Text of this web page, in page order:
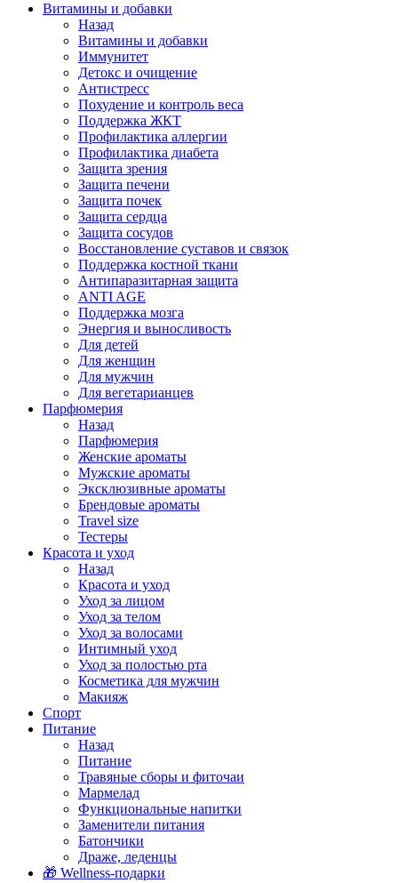
Витамины и добавки
Назад
Витамины и добавки
Иммунитет
Детокс и очищение
Антистресс
Похудение и контроль веса
Поддержка ЖКТ
Профилактика аллергии
Профилактика диабета
Защита зрения
Защита печени
Защита почек
Защита сердца
Защита сосудов
Восстановление суставов и связок
Поддержка костной ткани
Антипаразитарная защита
ANTI AGE
Поддержка мозга
Энергия и выносливость
Для детей
Для женщин
Для мужчин
Для вегетарианцев
Парфюмерия
Назад
Парфюмерия
Женские ароматы
Мужские ароматы
Эксклюзивные ароматы
Брендовые ароматы
Travel size
Тестеры
Красота и уход
Назад
Красота и уход
Уход за лицом
Уход за телом
Уход за волосами
Интимный уход
Уход за полостью рта
Косметика для мужчин
Макияж
Спорт
Питание
Назад
Питание
Травяные сборы и фиточаи
Мармелад
Функциональные напитки
Заменители питания
Батончики
Драже, леденцы
🎁 Wellness-подарки